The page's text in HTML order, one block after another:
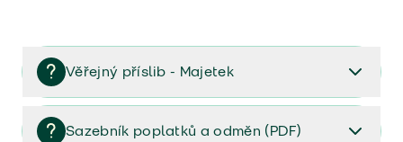
Věřejný příslib - Majetek
Věřejný příslib majetek 2023
Sazebník poplatků a odměn (PDF)